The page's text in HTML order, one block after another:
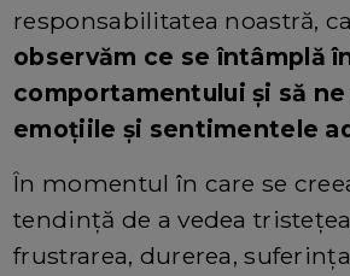
responsabilitatea noastră,
observăm ce se întâmplă
comportamentului și să
emoțiile și sentimentele
În momentul în care se
tendință de a vedea
frustrarea, durerea,